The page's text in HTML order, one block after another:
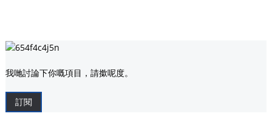
我哋討論下你嘅項目，請撳呢度。
訂閱